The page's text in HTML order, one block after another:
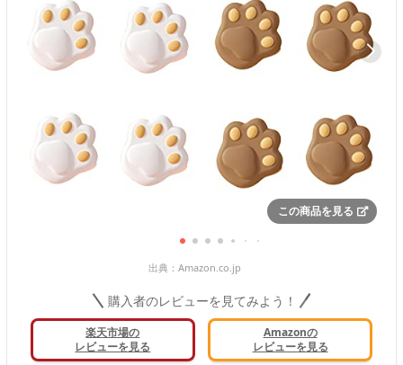
この商品を見る
出典： Amazon.co.jp
購入者のレビューを見てみよう！
楽天市場の
レビューを見る
Amazonの
レビューを見る